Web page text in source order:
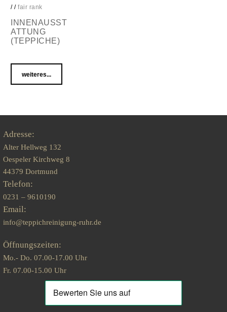
/ / fair rank
INNENAUSST
ATTUNG
(TEPPICHE)
weiteres...
Adresse:
Alter Hellweg 132
Oespeler Kirchweg 8
44379 Dortmund
Telefon:
0231 – 9610190
Email:
info@teppichreinigung-ruhr.de
Öffnungszeiten:
Mo.- Do. 07.00-17.00 Uhr
Fr. 07.00-15.00 Uhr